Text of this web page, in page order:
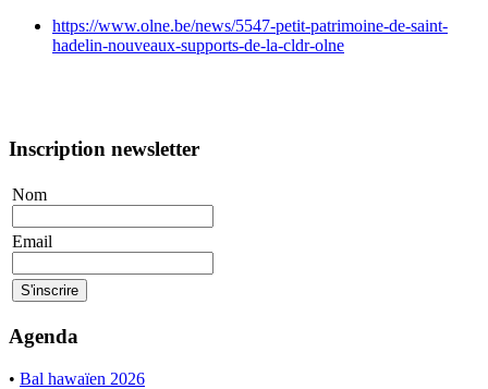
https://www.olne.be/news/5547-petit-patrimoine-de-saint-
hadelin-nouveaux-supports-de-la-cldr-olne
Inscription newsletter
Nom
Email
Agenda
• Bal hawaïen 2026